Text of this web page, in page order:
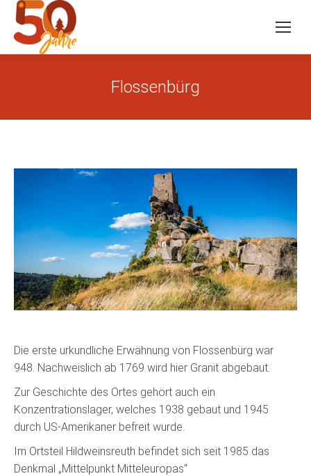
Flossenbürg
Die erste urkundliche Erwähnung von Flossenbürg war
948. Nachweislich ab 1769 wird hier Granit abgebaut.
Zur Geschichte des Ortes gehört auch ein
Konzentrationslager, welches 1938 gebaut und 1945
durch US-Amerikaner befreit wurde.
Im Ortsteil Hildweinsreuth befindet sich seit 1985 das
Denkmal „Mittelpunkt Mitteleuropas“